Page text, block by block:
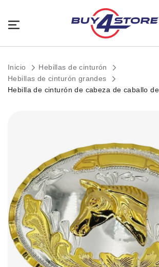
Inicio
Hebillas de cinturón
Hebillas de cinturón grandes
Hebilla de cinturón de cabeza de caballo
imágenes.